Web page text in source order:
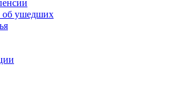
ушедших